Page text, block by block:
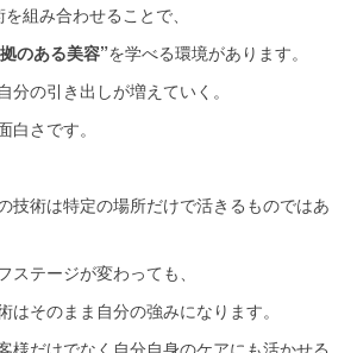
組み合わせることで、
のある美容”を学べる環境があります。
分の引き出しが増えていく。
白さです。
技術は特定の場所だけで活きるものではあ
テージが変わっても、
はそのまま自分の強みになります。